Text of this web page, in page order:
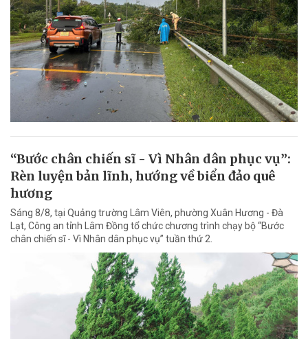
“Bước chân chiến sĩ - Vì Nhân dân phục vụ”:
Rèn luyện bản lĩnh, hướng về biển đảo quê
hương
Sáng 8/8, tại Quảng trường Lâm Viên, phường Xuân Hương - Đà
Lạt, Công an tỉnh Lâm Đồng tổ chức chương trình chạy bộ “Bước
chân chiến sĩ - Vì Nhân dân phục vụ” tuần thứ 2.